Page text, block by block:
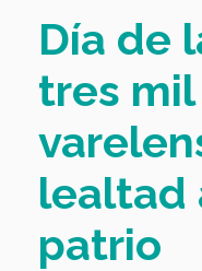
Día de
tres
lealtad
patrio